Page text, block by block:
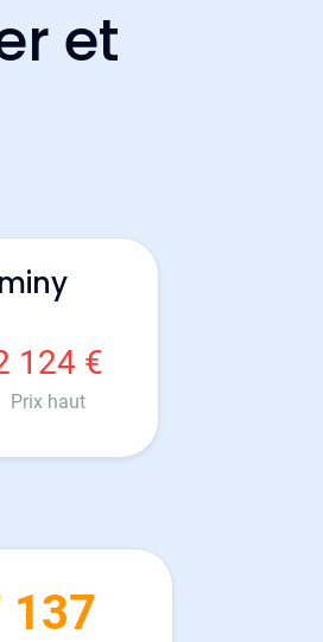
et
124 €
Prix haut
137